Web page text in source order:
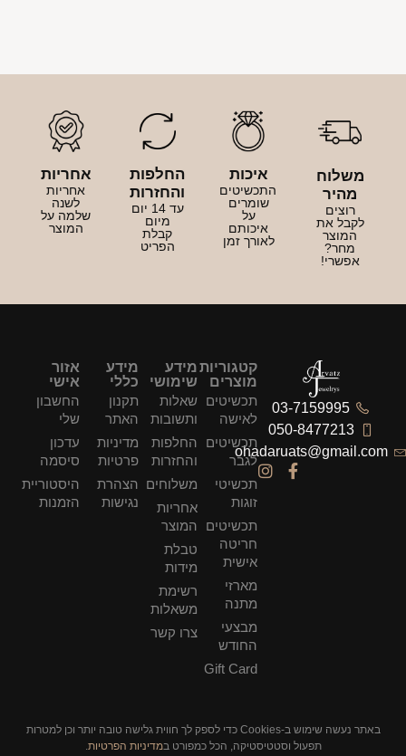
משלוח
מהיר
רוצים
לקבל את
המוצר
מחר?
אפשרי!
איכות
התכשיטים
שומרים
על
איכותם
לאורך זמן
החלפות
והחזרות
עד 14 יום
מיום
קבלת
הפריט
אחריות
אחריות
לשנה
שלמה על
המוצר
03-7159995
050-8477213
ohadaruats@gmail.com
קטגוריות
מוצרים
תכשיטים
לאישה
תכשיטים
לגבר
תכשיטי
זוגות
תכשיטים
חריטה
אישית
מארזי
מתנה
מבצעי
החודש
Gift Card
מידע
שימושי
שאלות
ותשובות
החלפות
והחזרות
משלוחים
אחריות
המוצר
טבלת
מידות
רשימת
משאלות
צרו קשר
מידע
כללי
תקנון
האתר
מדיניות
פרטיות
הצהרת
נגישות
אזור
אישי
החשבון
שלי
עדכון
סיסמה
היסטוריית
הזמנות
באתר נעשה שימוש ב-Cookies כדי לספק לך חווית גלישה טובה יותר וכן למטרות
תפעול וסטטיסטיקה, הכל כמפורט במדיניות הפרטיות.